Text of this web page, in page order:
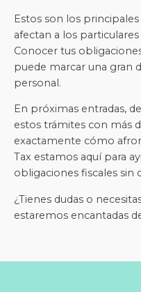
Estos son los
afectan a los
Conocer tus
puede marcar una gran
personal.
En próximas entradas,
estos trámites con más
exactamente cómo
Tax estamos aquí para
obligaciones fiscales sin
¿Tienes dudas o
estaremos encantadas